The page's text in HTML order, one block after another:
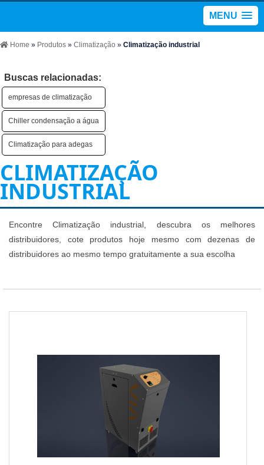
MENU
Home » Produtos » Climatização » Climatização industrial
Buscas relacionadas:
empresas de climatização
Chiller condensação a água
Climatização para adegas
CLIMATIZAÇÃO
INDUSTRIAL
Encontre Climatização industrial, descubra os melhores
distribuidores, cote produtos hoje mesmo com dezenas de
distribuidores ao mesmo tempo gratuitamente a sua escolha